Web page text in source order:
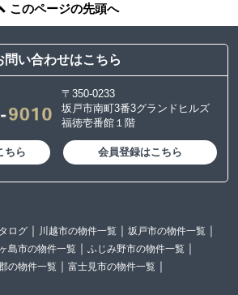
このページの先頭へ
問い合わせはこちら
〒350-0233
坂戸市南町3番3グランドヒルズ
福徳壱番館１階
ちら 会員登録はこちら
ログ 川越市の物件一覧
坂戸市の物件一覧
島市の物件一覧
ふじみ野市の物件一覧
の物件一覧
富士見市の物件一覧